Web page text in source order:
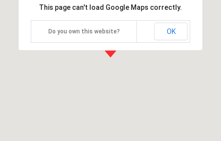
This page can't load Google Maps correctly.
Do you own this website? OK